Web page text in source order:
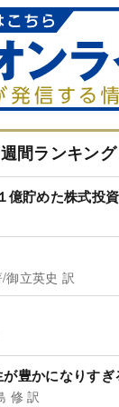
間ランキング
億貯めた株式投資
御立英史 訳
豊かになりすぎ
修 訳